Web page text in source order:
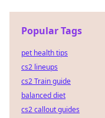
Popular Tags
pet health tips
cs2 lineups
cs2 Train guide
balanced diet
cs2 callout guides